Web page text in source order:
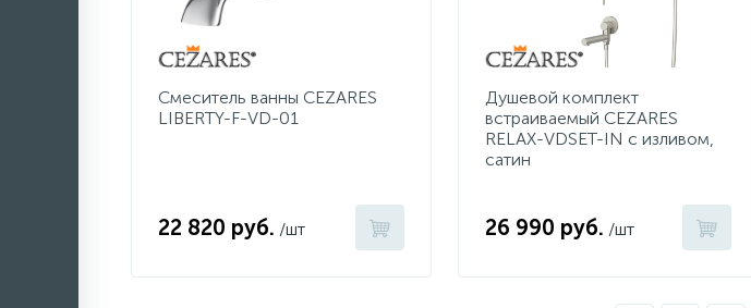
Смеситель ванны CEZARES
LIBERTY-F-VD-01
22 820 руб. /шт
Душевой комплект
встраиваемый CEZARES
RELAX-VDSET-IN с изливом,
cатин
26 990 руб. /шт